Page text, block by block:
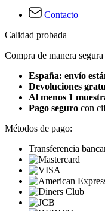
Contacto
Calidad probada
Compra de manera segura
España: envío
Devoluciones
Al menos 1
Pago seguro con
Métodos de pago:
Transferencia